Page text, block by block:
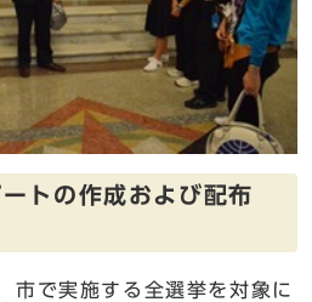
トの作成および配布
市で実施する全選挙を対象に